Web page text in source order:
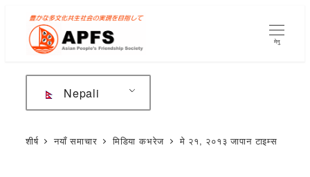
सामग्रीमा
जानुहोस्
मेनु
Nepali
शीर्ष नयाँ समाचार मिडिया कभरेज मे २१, २०१३ जापान टाइम्स